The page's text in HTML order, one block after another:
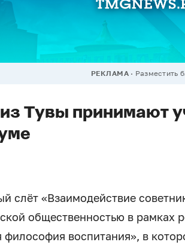
РЕКЛАМА Разместить
Тувы принимают
слёт «Взаимодействие
общественностью в рамках
философия воспитания», в